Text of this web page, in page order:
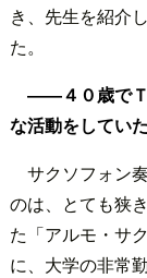
き、先生を紹介
た。
――４０歳でＴ
な活動をしてい
サクソフォン
のは、とても狭
た「アルモ・サ
に、大学の非常